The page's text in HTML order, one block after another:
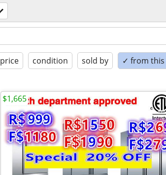
price condition sold by ✓ from this
$1,665